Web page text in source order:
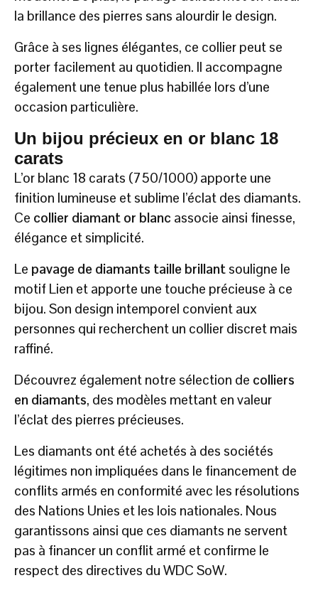
la brillance des pierres sans alourdir le design.
Grâce à ses lignes élégantes, ce collier peut se
porter facilement au quotidien. Il accompagne
également une tenue plus habillée lors d’une
occasion particulière.
Un bijou précieux en or blanc 18
carats
L’or blanc 18 carats (750/1000) apporte une
finition lumineuse et sublime l’éclat des diamants.
Ce collier diamant or blanc associe ainsi finesse,
élégance et simplicité.
Le pavage de diamants taille brillant souligne le
motif Lien et apporte une touche précieuse à ce
bijou. Son design intemporel convient aux
personnes qui recherchent un collier discret mais
raffiné.
Découvrez également notre sélection de colliers
en diamants, des modèles mettant en valeur
l’éclat des pierres précieuses.
Les diamants ont été achetés à des sociétés
légitimes non impliquées dans le financement de
conflits armés en conformité avec les résolutions
des Nations Unies et les lois nationales. Nous
garantissons ainsi que ces diamants ne servent
pas à financer un conflit armé et confirme le
respect des directives du WDC SoW.